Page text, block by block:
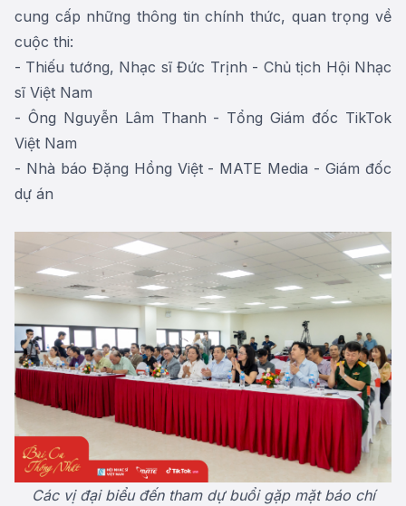
cung cấp những thông tin chính thức, quan trọng về
cuộc thi:
- Thiếu tướng, Nhạc sĩ Đức Trịnh - Chủ tịch Hội Nhạc
sĩ Việt Nam
- Ông Nguyễn Lâm Thanh - Tổng Giám đốc TikTok
Việt Nam
- Nhà báo Đặng Hồng Việt - MATE Media - Giám đốc
dự án
Các vị đại biểu đến tham dự buổi gặp mặt báo chí